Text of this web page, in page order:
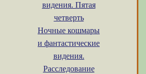
видения. Пятая
четверть
Ночные кошмары
и фантастические
видения.
Расследование